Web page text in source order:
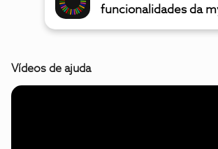
funcionalidades da
Vídeos de ajuda